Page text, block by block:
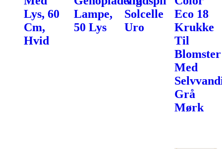
Lys, 60
Cm,
Hvid
Lampe,
50 Lys
Solcelle
Uro
Eco 18
Krukke
Til
Blomster
Med
Grå
Mørk